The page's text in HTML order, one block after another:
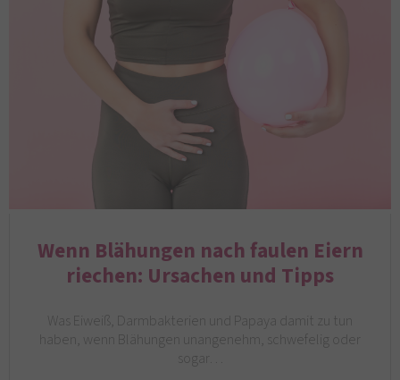
Wenn Blähungen nach faulen Eiern
riechen: Ursachen und Tipps
Was Eiweiß, Darmbakterien und Papaya damit zu tun
haben, wenn Blähungen unangenehm, schwefelig oder
sogar…